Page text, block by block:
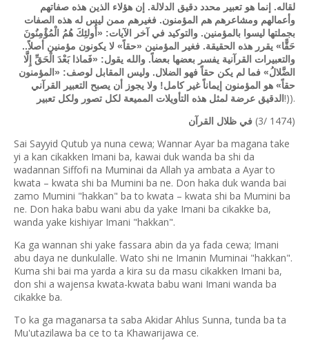
لقاله. إنما هو تعبير محدد دقيق الدلالة. إن هؤلاء الذين هذه صفاتهم
وأعمالهم ومشاعرهم هم المؤمنون. فغيرهم ممن ليس له هذه الصفات
بجملتها ليسوا بالمؤمنين. والتوكيد في آخر الآيات: «أُولئِكَ هُمُ الْمُؤْمِنُونَ
حَقًّا» يقرر هذه الحقيقة. فغير المؤمنين «حقاً» لا يكونون مؤمنين أصلاً..
والتعبيرات القرآنية يفسر بعضها بعضاً. والله يقول: «فَماذا بَعْدَ الْحَقِّ إِلَّا
الضَّلالُ» فما لم يكن حقاً فهو الضلال. وليس المقابل لوصف: «المؤمنون
حقاً» هو المؤمنون إيماناً غير كامل! ولا يجوز أن يصبح التعبير القرآني
الدقيق عرضة لمثل هذه التأويلات المميعة لكل تصور ولكل تعبير !)).
في ظلال القرآن (3/ 1474)
Sai Sayyid Qutub ya nuna cewa; Wannar Ayar ba magana take
yi a kan cikakken Imani ba, kawai duk wanda ba shi da
wadannan Siffofi na Muminai da Allah ya ambata a Ayar to
kwata – kwata shi ba Mumini ba ne. Don haka duk wanda bai
zamo Mumini "hakkan" ba to kwata – kwata shi ba Mumini ba
ne. Don haka babu wani abu da yake Imani ba cikakke ba,
wanda yake kishiyar Imani "hakkan".
Ka ga wannan shi yake fassara abin da ya fada cewa; Imani
abu daya ne dunkulalle. Wato shi ne Imanin Muminai "hakkan".
Kuma shi bai ma yarda a kira su da masu cikakken Imani ba,
don shi a wajensa kwata-kwata babu wani Imani wanda ba
cikakke ba.
To ka ga maganarsa ta saba Akidar Ahlus Sunna, tunda ba ta
Mu'utazilawa ba ce to ta Khawarijawa ce.